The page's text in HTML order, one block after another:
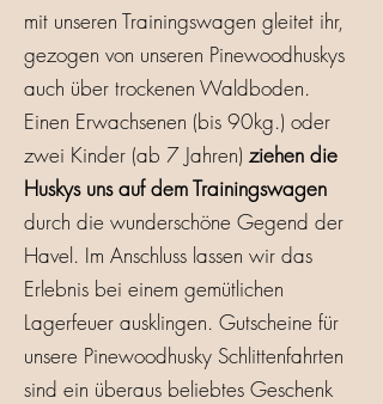
mit unseren Trainingswagen gleitet ihr,
gezogen von unseren Pinewoodhuskys
auch über trockenen Waldboden.
Einen Erwachsenen (bis 90kg.) oder
zwei Kinder (ab 7 Jahren) ziehen die
Huskys uns auf dem Trainingswagen
durch die wunderschöne Gegend der
Havel. Im Anschluss lassen wir das
Erlebnis bei einem gemütlichen
Lagerfeuer ausklingen. Gutscheine für
unsere Pinewoodhusky Schlittenfahrten
sind ein überaus beliebtes Geschenk